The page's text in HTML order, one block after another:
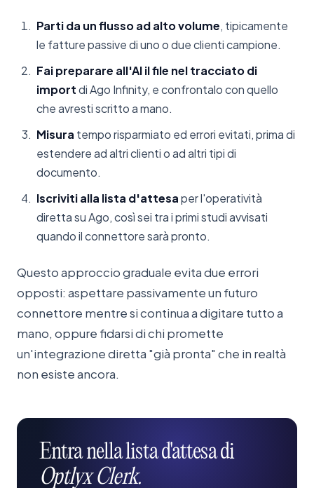
Parti da un flusso ad alto volume, tipicamente
le fatture passive di uno o due clienti campione.
Fai preparare all'AI il file nel tracciato di
importdi Ago Infinity, e confrontalo con quello
che avresti scritto a mano.
Misura tempo risparmiato ed errori evitati, prima di
estendere ad altri clienti o ad altri tipi di
documento.
Iscriviti alla lista d'attesaper l'operatività
diretta su Ago, così sei tra i primi studi avvisati
quando il connettore sarà pronto.
Questo approccio graduale evita due errori
opposti: aspettare passivamente un futuro
connettore mentre si continua a digitare tutto a
mano, oppure fidarsi di chi promette
un'integrazione diretta "già pronta" che in realtà
non esiste ancora.
Entranellalistad'attesadi
Optlyx Clerk.